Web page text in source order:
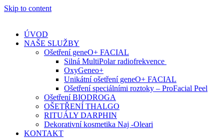
Skip to content
ÚVOD
NAŠE SLUŽBY
Ošetření geneO+ FACIAL
Silná MultiPolar radiofrekvence
OxyGeneo+
Unikátní ošetření geneO+ FACIAL
Ošetření speciálními roztoky – ProFacial Peel
Ošetření BIODROGA
OŠETŘENÍ THALGO
RITUÁLY DARPHIN
Dekorativní kosmetika Naj -Oleari
KONTAKT